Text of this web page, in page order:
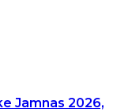
Jamnas 2026,